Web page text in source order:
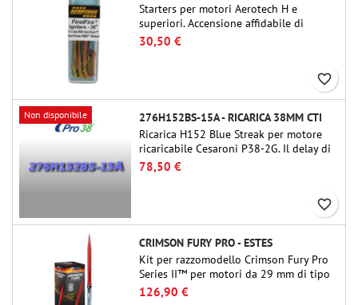
Starters per motori Aerotech H e
superiori. Accensione affidabile di
motori fino a 91 cm di lunghezza.
30,50 €
favorite_border
Non disponibile
276H152BS-15A - RICARICA 38MM CTI
Ricarica H152 Blue Streak per motore
ricaricabile Cesaroni P38-2G. Il delay di
15 secondi è regolabile tramite lo
strumento ProDAT 38
78,50 €
favorite_border
CRIMSON FURY PRO - ESTES
Kit per razzomodello Crimson Fury Pro
Series II™ per motori da 29 mm di tipo
E, F e G. Progettato per modellisti
126,90 €